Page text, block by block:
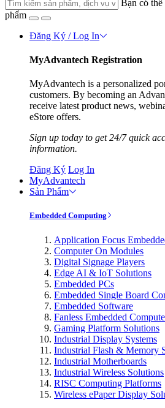
Bạn có thể
phẩm
Đăng Ký / Log In
MyAdvantech Registration
MyAdvantech is a personalized
customers. By becoming an
receive latest product news,
eStore offers.
Sign up today to get 24/7 quick
information.
Đăng Ký Log In
MyAdvantech
Sản Phẩm
Embedded Computing
Application Focus
Computer On Modules
Digital Signage Players
Edge AI & IoT Solutions
Embedded PCs
Embedded Single Board
Embedded Software
Fanless Embedded
Gaming Platform Solutions
Industrial Display Systems
Industrial Flash & Memory
Industrial Motherboards
Industrial Wireless Solutions
RISC Computing Platforms
Wireless ePaper Display